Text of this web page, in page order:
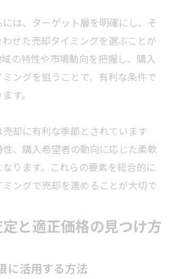
は、ターゲット層を明確にし、そ
せた売却タイミングを選ぶことが
の特性や市場動向を把握し、購入
ングを狙うことで、有利な条件で
す。
却に有利な季節とされています
、購入希望者の動向に応じた柔軟
ります。これらの要素を総合的に
ングで売却を進めることが大切で
と適正価格の見つけ方
に活用する方法